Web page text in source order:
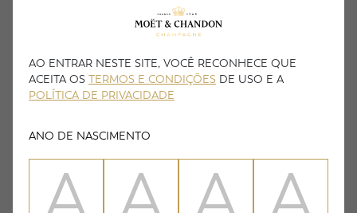
AO ENTRAR NESTE SITE, VOCÊ RECONHECE QUE
ACEITA OS TERMOS E CONDIÇÕES DE USO E A
POLÍTICA DE PRIVACIDADE
ANO DE NASCIMENTO
PERSONALIZE E COMPRE